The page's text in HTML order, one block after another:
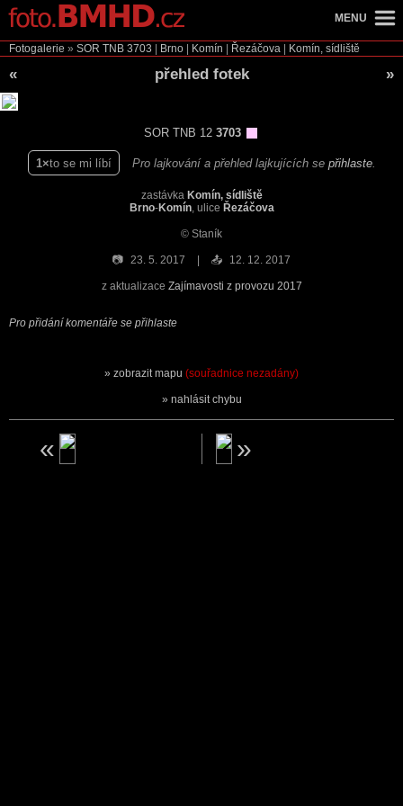
Fotogalerie » SOR TNB 3703 Brno Komín Řezáčova Komín, sídliště
« přehled fotek »
SOR TNB 12 3703
1 to se mi líbí Pro lajkování a přehled lajkujících se přihlaste.
zastávka Komín, sídliště
Brno-Komín, ulice Řezáčova
© Staník
📷 23. 5. 2017 📤 12. 12. 2017
z aktualizace Zajímavosti z provozu 2017
Pro přidání komentáře se přihlaste
zobrazit mapu (souřadnice nezadány)
nahlásit chybu
MENU